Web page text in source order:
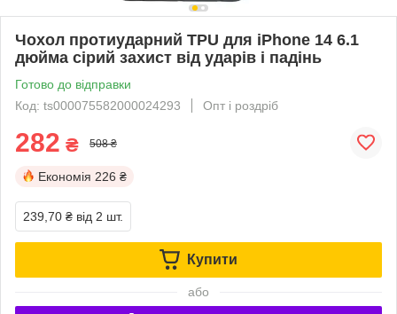
Чохол протиударний TPU для iPhone 14 6.1
дюйма сірий захист від ударів і падінь
Готово до відправки
Код: ts000075582000024293
Опт і роздріб
282 ₴ 508 ₴
Економія 226 ₴
239,70 ₴ від 2 шт.
Купити
або